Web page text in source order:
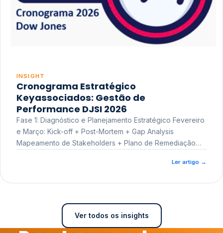
INSIGHT
Cronograma Estratégico
Keyassociados: Gestão de
Performance DJSI 2026
Fase 1: Diagnóstico e Planejamento Estratégico Fevereiro
e Março: Kick-off + Post-Mortem + Gap Analysis
Mapeamento de Stakeholders + Plano de Remediação
Ler artigo →
Ver todos os insights